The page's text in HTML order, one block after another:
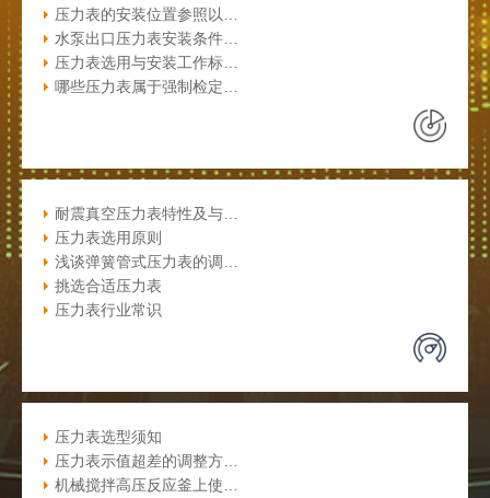
压力表的安装位置参照以…
水泵出口压力表安装条件…
压力表选用与安装工作标…
哪些压力表属于强制检定…
耐震真空压力表特性及与…
压力表选用原则
浅谈弹簧管式压力表的调…
挑选合适压力表
压力表行业常识
压力表选型须知
压力表示值超差的调整方…
机械搅拌高压反应釜上使…